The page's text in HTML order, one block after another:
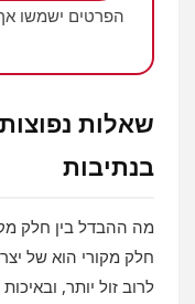
הפרטים ישמשו
שאלות
בנתיבות
מה ההבדל בין חלק
חלק מקורי הוא של
לרוב זול יותר,